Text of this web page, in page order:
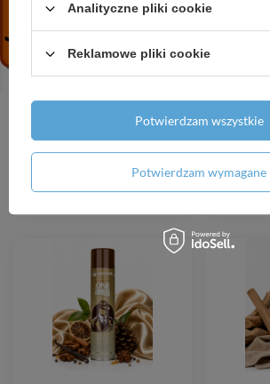
NORMATEK One Shot
zapachów 600 ml
szt.
TM200
3/4"
Analityczne pliki cookie
Reklamowe pliki cookie
Potwierdzam wymagane
Potwierdzam wszystkie